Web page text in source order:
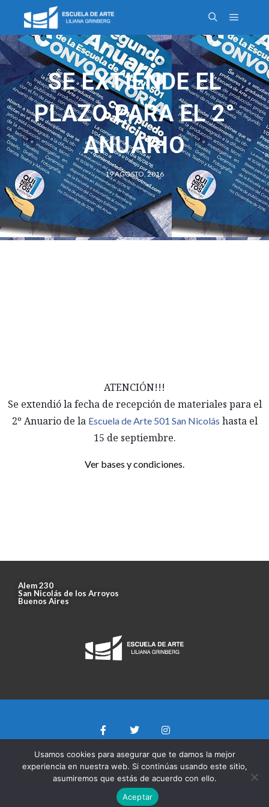
SE EXTIENDE EL
PLAZO PARA EL 2°
ANUARIO
19 AGOSTO, 2016
ATENCIÓN!!!
Se extendió la fecha de recepción de materiales para el
2º Anuario de la Escuela de Arte 501 San Nicolás hasta el
15 de septiembre.
Ver bases y condiciones.
Alem 230
San Nicolás de los Arroyos
Buenos Aires
Usamos cookies para asegurar que te damos la mejor
experiencia en nuestra web. Si continúas usando este sitio,
asumiremos que estás de acuerdo con ello.
Aceptar